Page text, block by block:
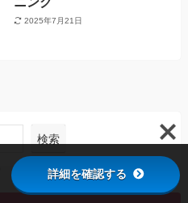
2025年7月21日
検索
詳細を確認する